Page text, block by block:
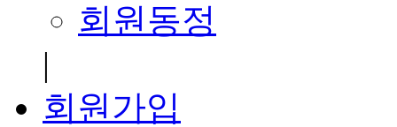
회원동정
|
회원가입